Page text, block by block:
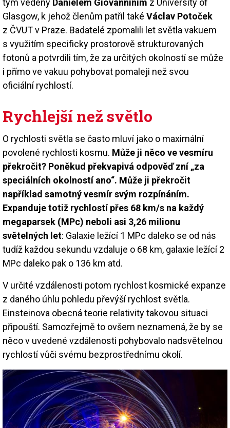
tým vedený Danielem Giovanninim z University of
Glasgow, k jehož členům patřil také Václav Potoček
z ČVUT v Praze. Badatelé zpomalili let světla vakuem
s vy­užitím specificky prostorově strukturovaných
fotonů a potvrdili tím, že za určitých okolností se může
i přímo ve vakuu pohybovat pomaleji než svou
oficiální rychlostí.
Rychlejší než světlo
O rychlosti světla se často mluví jako o maximální
povolené rychlosti kosmu. Může ji něco ve vesmíru
překročit? Poněkud překvapivá odpověď zní „za
speciálních okolností ano“. Může ji překročit
například samotný vesmír svým rozpínáním.
Expanduje totiž rychlostí přes 68 km/s na každý
megaparsek (MPc) neboli asi 3,26 milionu
světelných let: Galaxie ležící 1 MPc daleko se od nás
tudíž každou sekundu vzdaluje o 68 km, galaxie ležící 2
MPc daleko pak o 136 km atd.
V určité vzdálenosti potom rychlost kosmické expanze
z daného úhlu pohledu převýší rychlost světla.
Einsteinova obecná teorie relativity takovou situaci
připouští. Samozřejmě to ovšem neznamená, že by se
něco v uvedené vzdálenosti pohybovalo nadsvětelnou
rychlostí vůči svému bezprostřednímu okolí.
Image